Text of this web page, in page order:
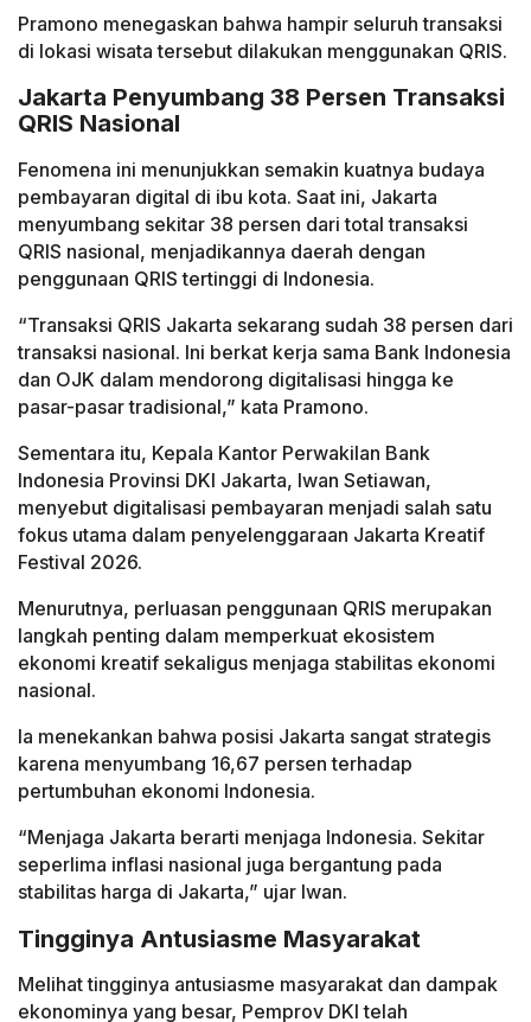
Pramono menegaskan bahwa hampir seluruh transaksi
di lokasi wisata tersebut dilakukan menggunakan QRIS.
Jakarta Penyumbang 38 Persen Transaksi
QRIS Nasional
Fenomena ini menunjukkan semakin kuatnya budaya
pembayaran digital di ibu kota. Saat ini, Jakarta
menyumbang sekitar 38 persen dari total transaksi
QRIS nasional, menjadikannya daerah dengan
penggunaan QRIS tertinggi di Indonesia.
“Transaksi QRIS Jakarta sekarang sudah 38 persen dari
transaksi nasional. Ini berkat kerja sama Bank Indonesia
dan OJK dalam mendorong digitalisasi hingga ke
pasar-pasar tradisional,” kata Pramono.
Sementara itu, Kepala Kantor Perwakilan Bank
Indonesia Provinsi DKI Jakarta, Iwan Setiawan,
menyebut digitalisasi pembayaran menjadi salah satu
fokus utama dalam penyelenggaraan Jakarta Kreatif
Festival 2026.
Menurutnya, perluasan penggunaan QRIS merupakan
langkah penting dalam memperkuat ekosistem
ekonomi kreatif sekaligus menjaga stabilitas ekonomi
nasional.
Ia menekankan bahwa posisi Jakarta sangat strategis
karena menyumbang 16,67 persen terhadap
pertumbuhan ekonomi Indonesia.
“Menjaga Jakarta berarti menjaga Indonesia. Sekitar
seperlima inflasi nasional juga bergantung pada
stabilitas harga di Jakarta,” ujar Iwan.
Tingginya Antusiasme Masyarakat
Melihat tingginya antusiasme masyarakat dan dampak
ekonominya yang besar, Pemprov DKI telah